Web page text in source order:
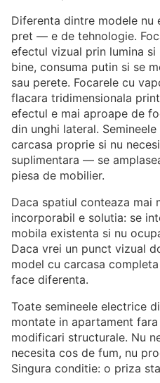
Diferenta dintre modele nu
pret — e de tehnologie.
efectul vizual prin lumina
bine, consuma putin si se
sau perete. Focarele cu
flacara tridimensionala
efectul e mai aproape de
din unghi lateral.
carcasa proprie si nu
suplimentara — se
piesa de mobilier.
Daca spatiul conteaza mai
incorporabil e solutia: se
mobila existenta si nu
Daca vrei un punct vizual
model cu carcasa
face diferenta.
Toate semineele electrice
montate in apartament
modificari structurale. Nu
necesita cos de fum, nu
Singura conditie: o priza